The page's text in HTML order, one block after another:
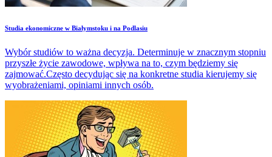
Studia ekonomiczne w Białymstoku i na Podlasiu
Wybór studiów to ważna decyzja. Determinuje w znacznym stopniu
przyszłe życie zawodowe, wpływa na to, czym będziemy się
zajmować.Często decydując się na konkretne studia kierujemy się
wyobrażeniami, opiniami innych osób.